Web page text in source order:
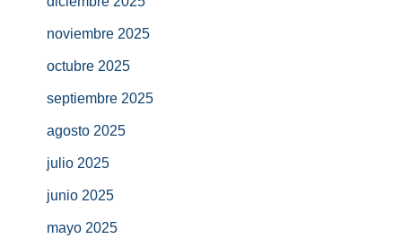
noviembre 2025
octubre 2025
septiembre 2025
agosto 2025
julio 2025
junio 2025
mayo 2025